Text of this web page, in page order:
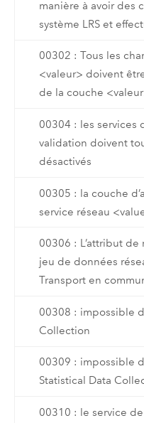
manière à avoir des
système LRS et
00302 : Tous les
<valeur> doivent
de la couche
00304 : les services
validation doivent
désactivés
00305 : la couche
service réseau
00306 : L’attribut
jeu de données
Transport en
00308 : impossible
Collection
00309 : impossible
Statistical Data
00310 : le service